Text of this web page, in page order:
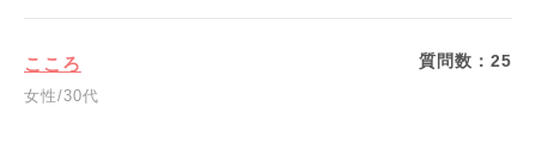
こころ
女性/30代
質問数：25